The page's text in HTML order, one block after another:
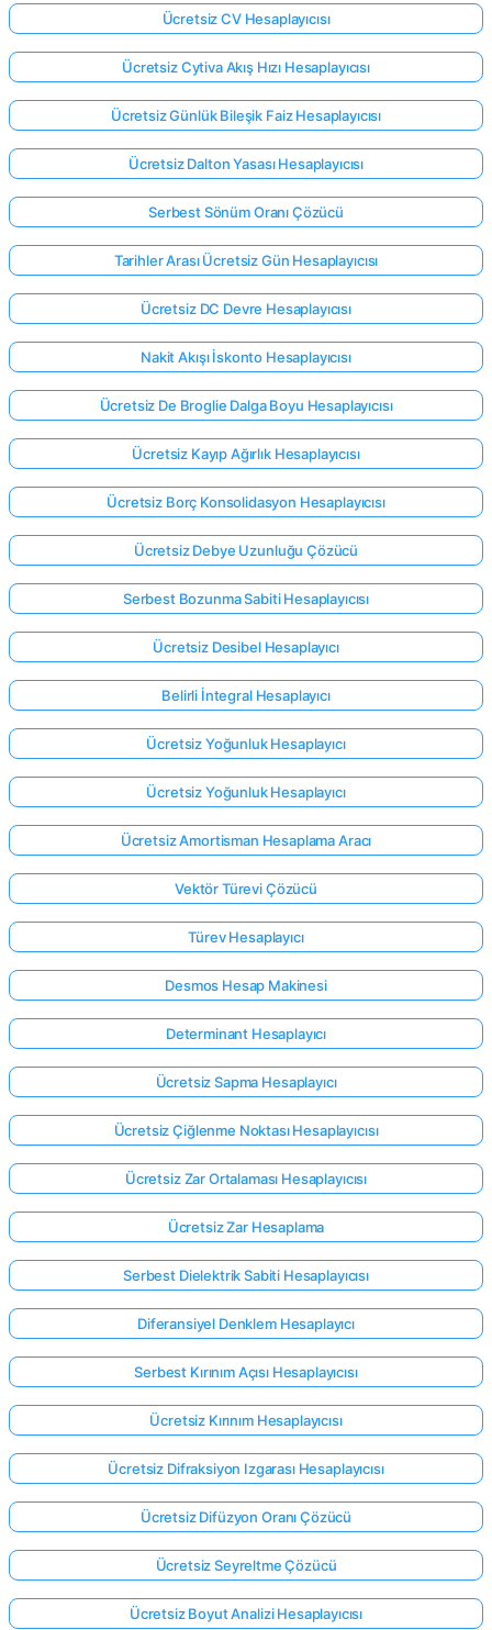
Ücretsiz CV Hesaplayıcısı
Ücretsiz Cytiva Akış Hızı Hesaplayıcısı
Ücretsiz Günlük Bileşik Faiz Hesaplayıcısı
Ücretsiz Dalton Yasası Hesaplayıcısı
Serbest Sönüm Oranı Çözücü
Tarihler Arası Ücretsiz Gün Hesaplayıcısı
Ücretsiz DC Devre Hesaplayıcısı
Nakit Akışı İskonto Hesaplayıcısı
Ücretsiz De Broglie Dalga Boyu Hesaplayıcısı
Ücretsiz Kayıp Ağırlık Hesaplayıcısı
Ücretsiz Borç Konsolidasyon Hesaplayıcısı
Ücretsiz Debye Uzunluğu Çözücü
Serbest Bozunma Sabiti Hesaplayıcısı
Ücretsiz Desibel Hesaplayıcı
Belirli İntegral Hesaplayıcı
Ücretsiz Yoğunluk Hesaplayıcı
Ücretsiz Yoğunluk Hesaplayıcı
Ücretsiz Amortisman Hesaplama Aracı
Vektör Türevi Çözücü
Türev Hesaplayıcı
Desmos Hesap Makinesi
Determinant Hesaplayıcı
Ücretsiz Sapma Hesaplayıcı
Ücretsiz Çiğlenme Noktası Hesaplayıcısı
Ücretsiz Zar Ortalaması Hesaplayıcısı
Ücretsiz Zar Hesaplama
Serbest Dielektrik Sabiti Hesaplayıcısı
Diferansiyel Denklem Hesaplayıcı
Serbest Kırınım Açısı Hesaplayıcısı
Ücretsiz Kırınım Hesaplayıcısı
Ücretsiz Difraksiyon Izgarası Hesaplayıcısı
Ücretsiz Difüzyon Oranı Çözücü
Ücretsiz Seyreltme Çözücü
Ücretsiz Boyut Analizi Hesaplayıcısı